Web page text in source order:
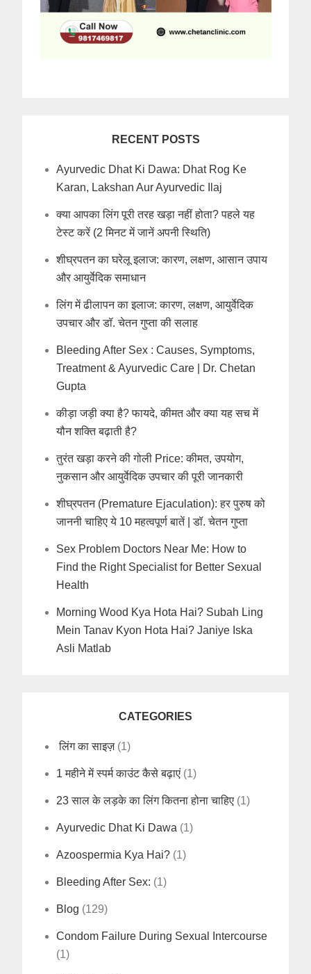
RECENT POSTS
Ayurvedic Dhat Ki Dawa: Dhat Rog Ke
Karan, Lakshan Aur Ayurvedic Ilaj
क्या आपका लिंग पूरी तरह खड़ा नहीं होता? पहले यह
टेस्ट करें (2 मिनट में जानें अपनी स्थिति)
शीघ्रपतन का घरेलू इलाज: कारण, लक्षण, आसान उपाय
और आयुर्वेदिक समाधान
लिंग में ढीलापन का इलाज: कारण, लक्षण, आयुर्वेदिक
उपचार और डॉ. चेतन गुप्ता की सलाह
Bleeding After Sex : Causes, Symptoms,
Treatment & Ayurvedic Care | Dr. Chetan
Gupta
कीड़ा जड़ी क्या है? फायदे, कीमत और क्या यह सच में
यौन शक्ति बढ़ाती है?
तुरंत खड़ा करने की गोली Price: कीमत, उपयोग,
नुकसान और आयुर्वेदिक उपचार की पूरी जानकारी
शीघ्रपतन (Premature Ejaculation): हर पुरुष को
जाननी चाहिए ये 10 महत्वपूर्ण बातें | डॉ. चेतन गुप्ता
Sex Problem Doctors Near Me: How to
Find the Right Specialist for Better Sexual
Health
Morning Wood Kya Hota Hai? Subah Ling
Mein Tanav Kyon Hota Hai? Janiye Iska
Asli Matlab
CATEGORIES
लिंग का साइज़(1)
1 महीने में स्पर्म काउंट कैसे बढ़ाएं (1)
23 साल के लड़के का लिंग कितना होना चाहिए (1)
Ayurvedic Dhat Ki Dawa (1)
Azoospermia Kya Hai? (1)
Bleeding After Sex: (1)
Blog (129)
Condom Failure During Sexual Intercourse
(1)